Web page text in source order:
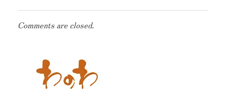
Comments are closed.